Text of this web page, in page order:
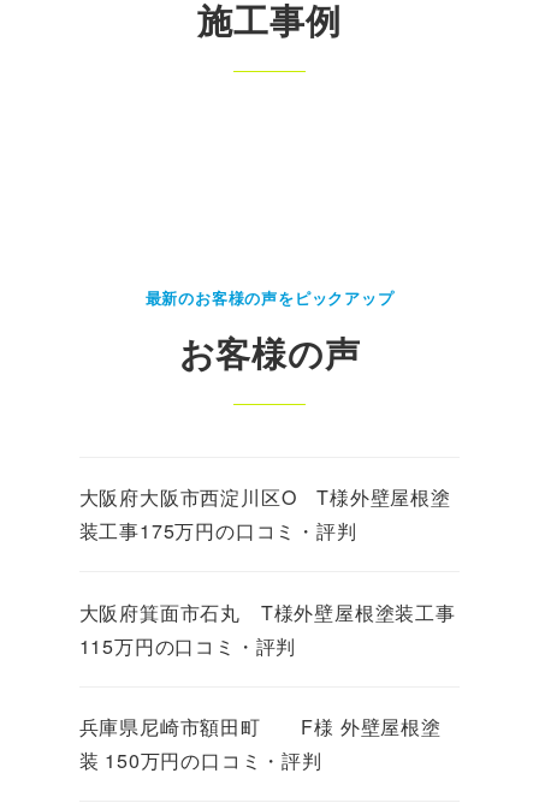
施工事例
最新のお客様の声をピックアップ
お客様の声
大阪府大阪市西淀川区O T様外壁屋根塗
装工事175万円の口コミ・評判
大阪府箕面市石丸 T様外壁屋根塗装工事
115万円の口コミ・評判
兵庫県尼崎市額田町 F様 外壁屋根塗
装 150万円の口コミ・評判